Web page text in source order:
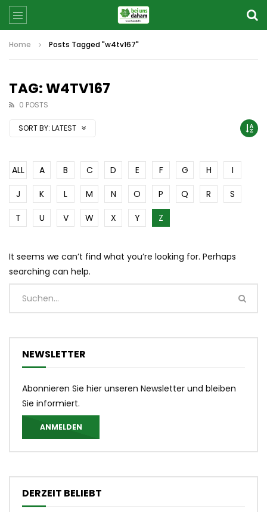
Home Posts Tagged "w4tv167"
TAG: W4TV167
0 POSTS
SORT BY: LATEST
ALL A B C D E F G H
I
J
K L M N O P Q R
S
T
U V W X Y Z
It seems we can’t find what you’re looking for. Perhaps
searching can help.
NEWSLETTER
Abonnieren Sie hier unseren Newsletter und bleiben
Sie informiert.
ANMELDEN
DERZEIT BELIEBT